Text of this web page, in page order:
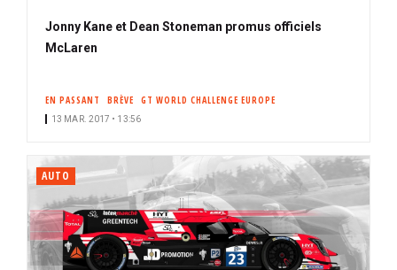
Jonny Kane et Dean Stoneman promus officiels
McLaren
EN PASSANT BRÈVE GT WORLD CHALLENGE EUROPE
13 MAR. 2017 • 13:56
AUTO